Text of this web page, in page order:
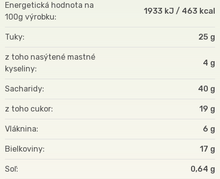
Energetická hodnota na
100g výrobku
1933 kJ / 463 kcal
Tuky 25 g
z toho nasýtené mastné
kyseliny
4 g
Sacharidy 40 g
z toho cukor 19 g
Vláknina 6 g
Bielkoviny 17 g
Soľ 0,64 g